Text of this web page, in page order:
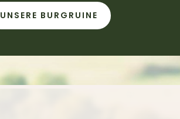
UNSERE BURGRUINE